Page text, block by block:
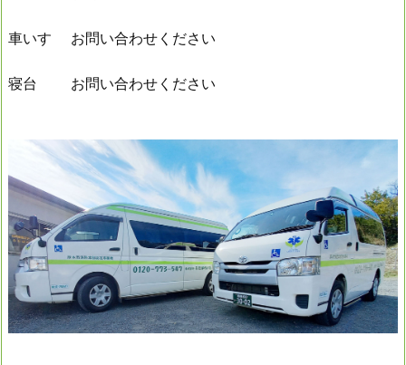
車いす お問い合わせください
寝台 お問い合わせください